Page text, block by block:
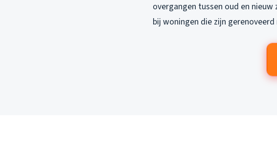
overgangen tussen oud en
bij woningen die zijn